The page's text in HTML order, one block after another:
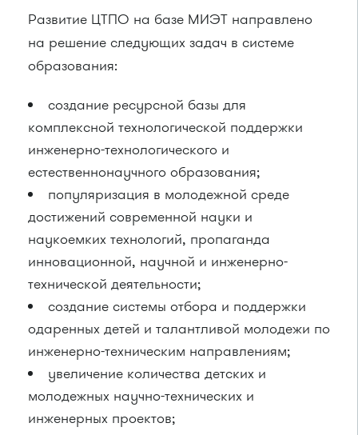
Развитие ЦТПО на базе МИЭТ направлено
на решение следующих задач в системе
образования:
создание ресурсной базы для
комплексной технологической поддержки
инженерно-технологического и
естественнонаучного образования;
популяризация в молодежной среде
достижений современной науки и
наукоемких технологий, пропаганда
инновационной, научной и инженерно-
технической деятельности;
создание системы отбора и поддержки
одаренных детей и талантливой молодежи по
инженерно-техническим направлениям;
увеличение количества детских и
молодежных научно-технических и
инженерных проектов;